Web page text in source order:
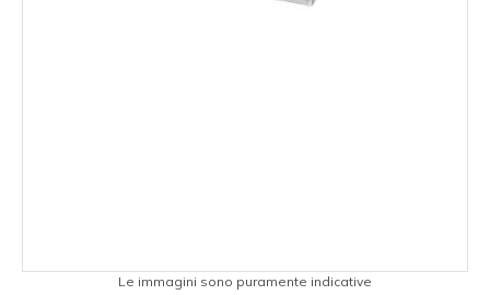
Le immagini sono puramente indicative